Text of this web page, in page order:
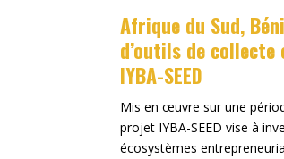
Afrique du Sud,
d’outils de collecte
IYBA-SEED
Mis en œuvre sur une
projet IYBA-SEED vise à
écosystèmes